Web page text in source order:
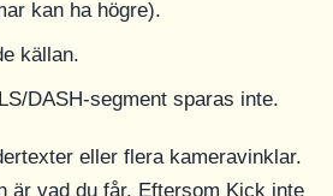
kan ha högre).
källan.
DASH-segment sparas inte.
eller flera kameravinklar.
är vad du får. Eftersom Kick inte